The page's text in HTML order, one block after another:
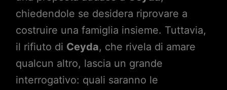
chiedendole se desidera riprovare a
costruire una famiglia insieme. Tuttavia,
il rifiuto di Ceyda, che rivela di amare
qualcun altro, lascia un grande
interrogativo: quali saranno le